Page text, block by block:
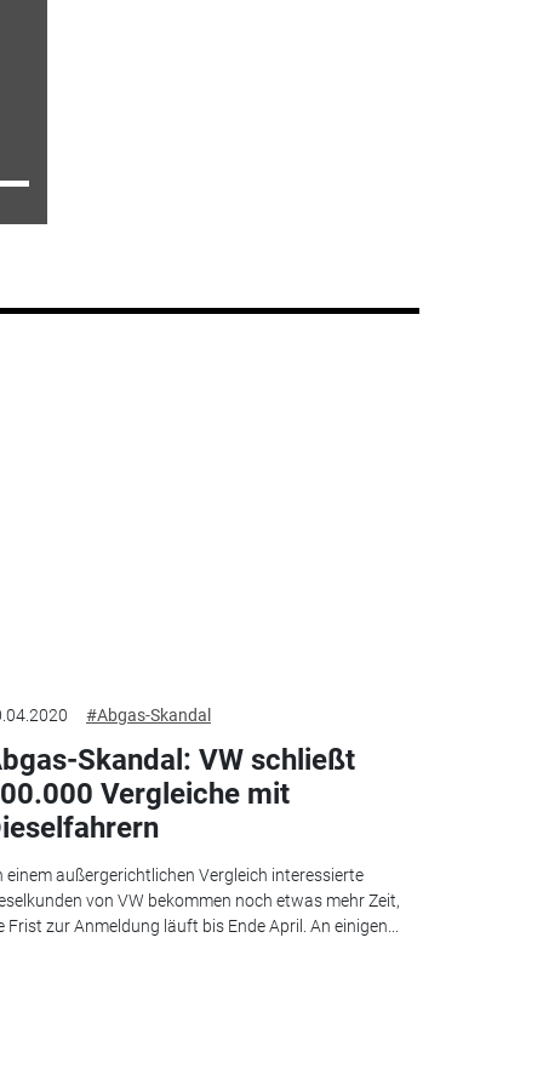
#Abgas-Skandal
Skandal: VW schließt
Vergleiche mit
einem außergerichtlichen Vergleich interessierte
von VW bekommen noch etwas mehr Zeit,
Frist zur Anmeldung läuft bis Ende April. An einigen...